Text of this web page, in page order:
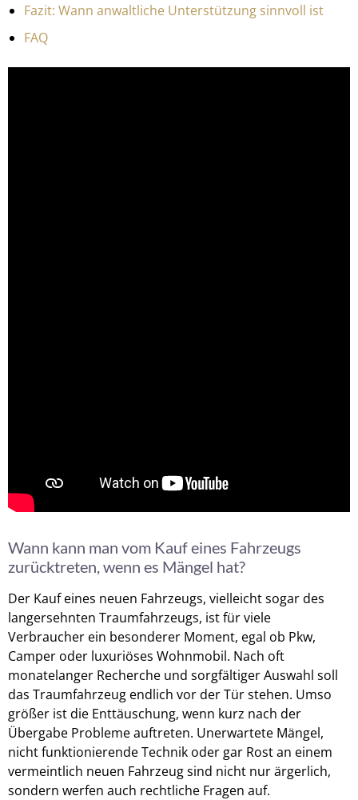
Fazit: Wann anwaltliche Unterstützung sinnvoll ist
FAQ
Wann kann man vom Kauf eines Fahrzeugs
zurücktreten, wenn es Mängel hat?
Der Kauf eines neuen Fahrzeugs, vielleicht sogar des
langersehnten Traumfahrzeugs, ist für viele
Verbraucher ein besonderer Moment, egal ob Pkw,
Camper oder luxuriöses Wohnmobil. Nach oft
monatelanger Recherche und sorgfältiger Auswahl soll
das Traumfahrzeug endlich vor der Tür stehen. Umso
größer ist die Enttäuschung, wenn kurz nach der
Übergabe Probleme auftreten. Unerwartete Mängel,
nicht funktionierende Technik oder gar Rost an einem
vermeintlich neuen Fahrzeug sind nicht nur ärgerlich,
sondern werfen auch rechtliche Fragen auf.